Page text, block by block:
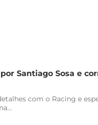
Santiago Sosa e
com o Racing e